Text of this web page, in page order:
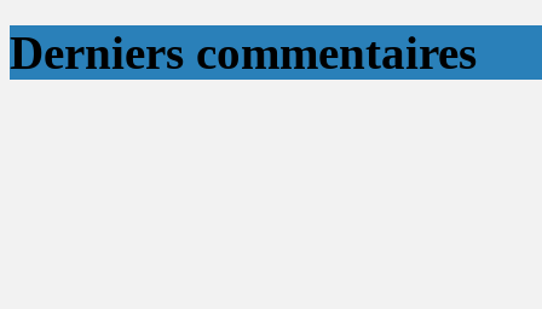
Derniers commentaires